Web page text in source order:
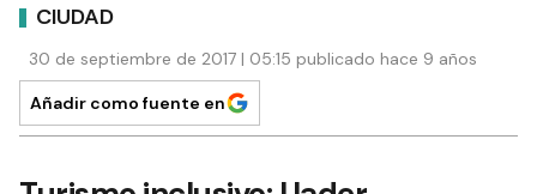
CIUDAD
30 de septiembre de 2017 | 05:15 publicado hace 9 años
Añadir como fuente en